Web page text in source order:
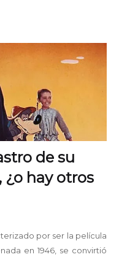
de su
¿o hay otros
por ser la película
en 1946, se convirtió